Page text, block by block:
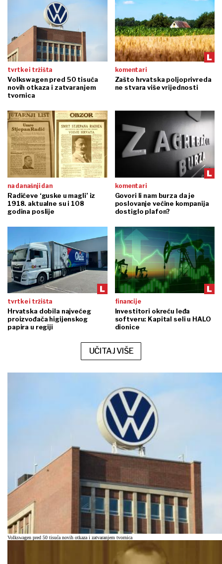
tvrtke i tržišta
Volkswagen pred 50 tisuća
novih otkaza i zatvaranjem
tvornica
komentari
Zašto hrvatska poljoprivreda
ne stvara više vrijednosti
na današnji dan
Radićeve ‘guske u magli’ iz
1918. aktualne su i 108
godina poslije
komentari
Govori li nam burza da je
poslovanje većine kompanija
dostiglo plafon?
tvrtke i tržišta
Hrvatska dobila najvećeg
proizvođača higijenskog
papira u regiji
financije
Investitori okreću leđa
softveru: Kapital seli u HALO
dionice
UČITAJ VIŠE
Volkswagen pred 50 tisuća novih otkaza i zatvaranjem tvornica